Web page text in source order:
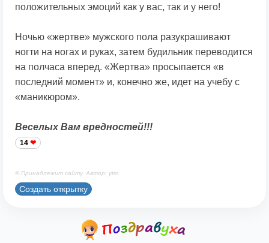
положительных эмоций как у вас, так и у него!
Ночью «жертве» мужского пола разукрашивают
ногти на ногах и руках, затем будильник переводится
на полчаса вперед. «Жертва» просыпается «в
последний момент» и, конечно же, идет на учебу с
«маникюром».
Веселых Вам вредностей!!!
14
© Принадлежит сайту. Автор: ytro
Создать открытку